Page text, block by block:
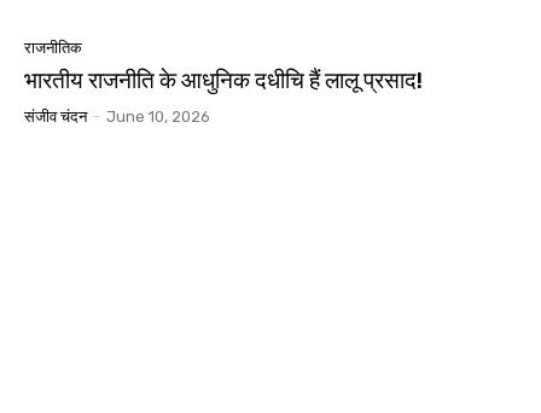
राजनीतिक
भारतीय राजनीति के आधुनिक दधीचि हैं लालू प्रसाद!
संजीव चंदन - June 10, 2026